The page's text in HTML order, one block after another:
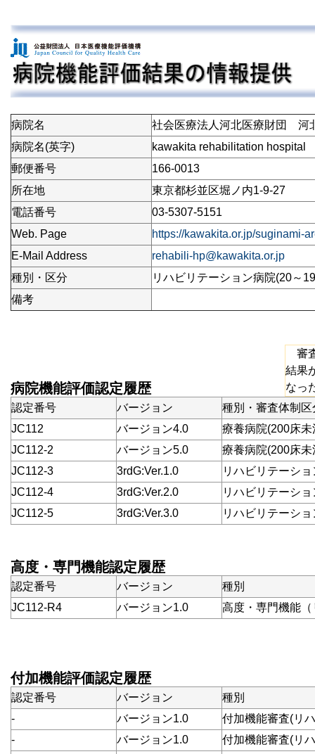
病院名
社会医療法人河北医療財団 河
病院名(英字)
kawakita rehabilitation hospital
郵便番号
166-0013
所在地
東京都杉並区堀ノ内1-9-27
電話番号
03-5307-5151
Web. Page
https://kawakita.or.jp/suginami-
E-Mail Address
rehabili-hp@kawakita.or.jp
種別・区分
リハビリテーション病院(20～
備考
病院機能評価認定履歴
審
結果
なっ
認定番号
バージョン
種別・審査体制区
JC112
バージョン4.0
療養病院(200床未
JC112-2
バージョン5.0
療養病院(200床未
JC112-3
3rdG:Ver.1.0
リハビリテーシ
JC112-4
3rdG:Ver.2.0
リハビリテーシ
JC112-5
3rdG:Ver.3.0 リハビリテーシ
高度・専門機能認定履歴
認定番号 バージョン
種別
JC112-R4
バージョン1.0 高度・専門機能
付加機能評価認定履歴
認定番号 バージョン
種別
-
バージョン1.0
付加機能審査(リ
-
バージョン1.0
付加機能審査(リ